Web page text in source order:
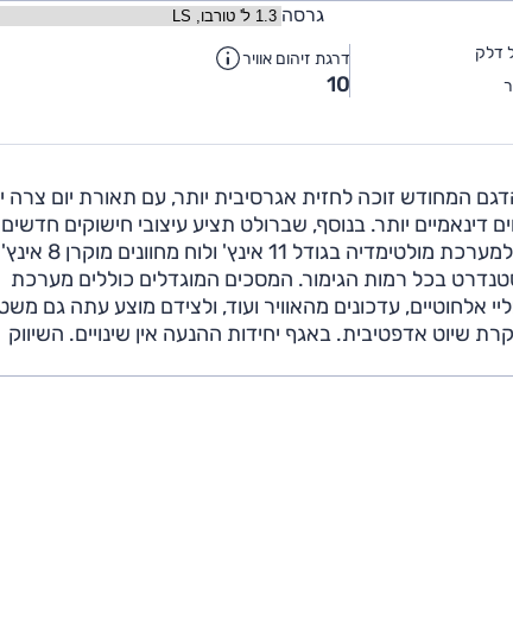
גרסה
דלק דרגת זיהום אוויר
10
הדגם המחודש זוכה לחזית אגרסיבית יותר, עם תאורת יום צרה
דינאמיים יותר. בנוסף, שברולט תציע עיצובי חישוקים
רמות הגימור, ושני גוונים חיצוניים חדשים. תא הנוסעים זכה למערכת מולטימדיה
בכל רמות הגימור. המסכים המוגדלים כוללים מערכת
אלחוטיים, עדכונים מהאוויר ועוד, ולצידם מוצע עתה גם
שיוט אדפטיבית. באגף יחידות ההנעה אין שינויים. השיווק